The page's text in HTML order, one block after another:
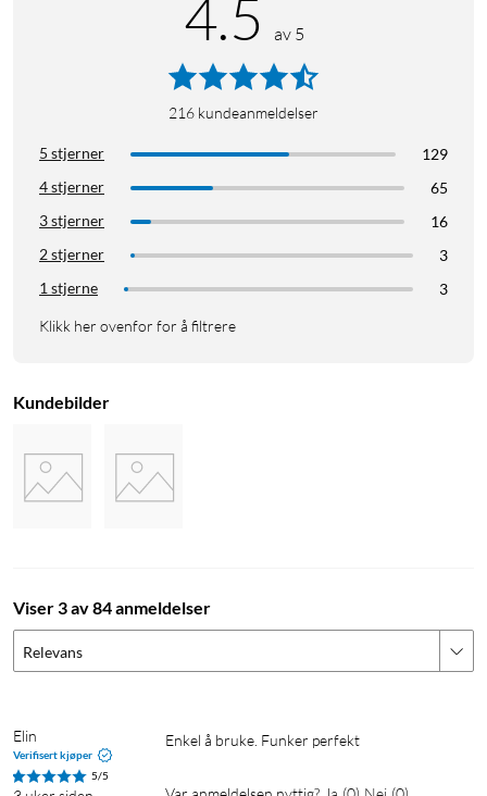
4.5 av 5
216 kundeanmeldelser
5 stjerner
129
4 stjerner
65
3 stjerner
16
2 stjerner
3
1 stjerne
3
Klikk her ovenfor for å filtrere
Kundebilder
Viser 3 av 84 anmeldelser
Relevans
Elin
Verifisert kjøper
5/5
Enkel å bruke. Funker perfekt